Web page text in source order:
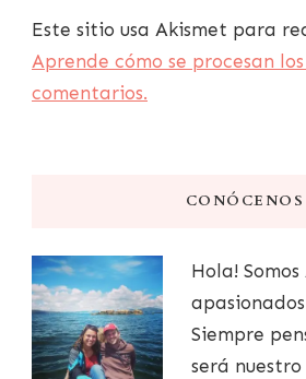
Este sitio usa Akismet para
Aprende cómo se procesan
comentarios.
CONÓCENOS
Hola!
Siempre
será